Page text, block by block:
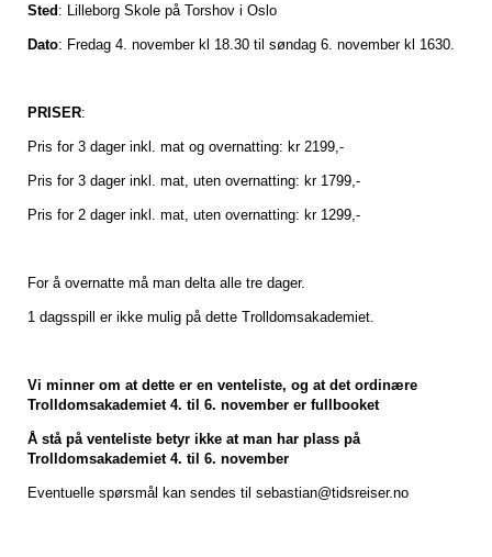
Sted: Lilleborg Skole på Torshov i Oslo
Dato: Fredag 4. november kl 18.30 til søndag 6. november kl 1630.
PRISER:
Pris for 3 dager inkl. mat og overnatting: kr 2199,-
Pris for 3 dager inkl. mat, uten overnatting: kr 1799,-
Pris for 2 dager inkl. mat, uten overnatting: kr 1299,-
For å overnatte må man delta alle tre dager.
1 dagsspill er ikke mulig på dette Trolldomsakademiet.
Vi minner om at dette er en venteliste, og at det ordinære
Trolldomsakademiet 4. til 6. november er fullbooket
Å stå på venteliste betyr ikke at man har plass på
Trolldomsakademiet 4. til 6. november
Eventuelle spørsmål kan sendes til sebastian@tidsreiser.no